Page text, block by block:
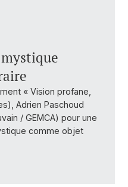
mystique
« Vision profane,
Adrien Paschoud
/ GEMCA) pour une
comme objet